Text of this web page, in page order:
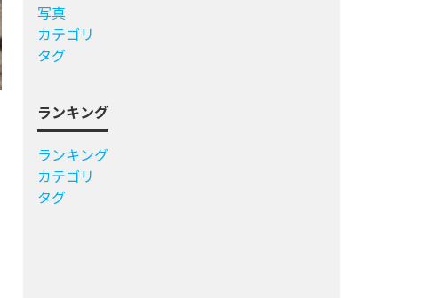
写真
カテゴリ
タグ
ランキング
ランキング
カテゴリ
タグ